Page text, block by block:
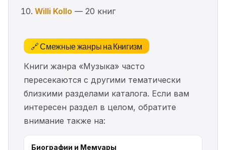
Willi Kollo — 20 книг
🔗 Смежные жанры на Книгизм
Книги жанра «Музыка» часто
пересекаются с другими тематически
близкими разделами каталога. Если вам
интересен раздел в целом, обратите
внимание также на:
Биографии и Мемуары